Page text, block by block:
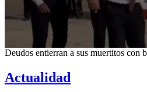
0
40
Deudos entierran a sus muertitos con
Actualidad